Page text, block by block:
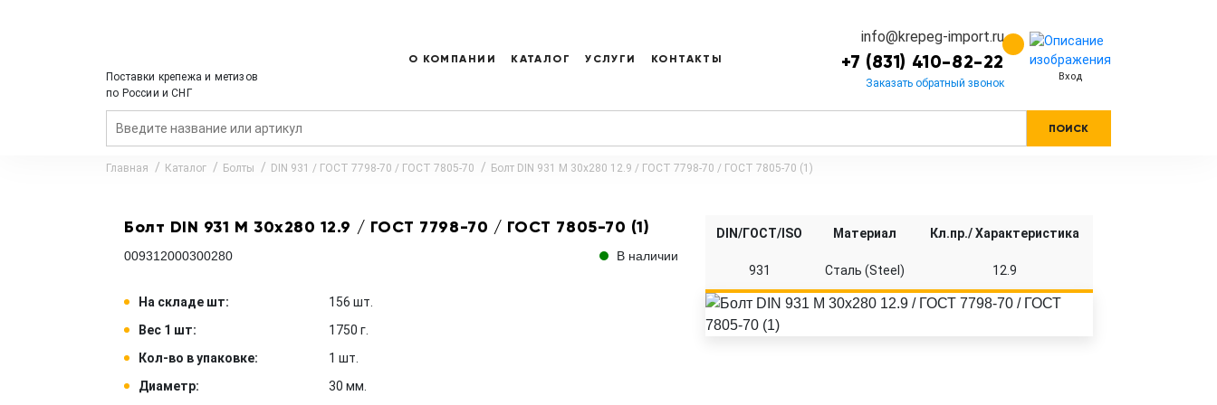
Поставки крепежа и метизов
по России и СНГ
О КОМПАНИИ КАТАЛОГ УСЛУГИ КОНТАКТЫ
info@krepeg-import.ru
+7 (831) 410-82-22
Заказать обратный звонок Вход
ПОИСК
Главная Каталог Болты DIN 931 / ГОСТ 7798-70 / ГОСТ 7805-70 Болт DIN 931 M 30x280 12.9 / ГОСТ 7798-70 / ГОСТ 7805-70 (1)
Болт DIN 931 M 30x280 12.9 / ГОСТ 7798-70 / ГОСТ 7805-70 (1)
009312000300280 В наличии
На складе шт:
156 шт.
Вес 1 шт:
1750 г.
Кол-во в упаковке:
1 шт.
Диаметр:
30 мм.
DIN/ГОСТ/ISO Материал Кл.пр./ Характеристика
931 Сталь (Steel) 12.9